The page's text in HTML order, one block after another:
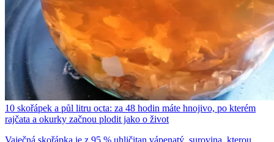
10 skořápek a půl litru octa: za 48 hodin máte hnojivo, po kterém
rajčata a okurky začnou plodit jako o život
Vaječná skořápka je z 95 % uhličitan vápenatý, surovina, kterou